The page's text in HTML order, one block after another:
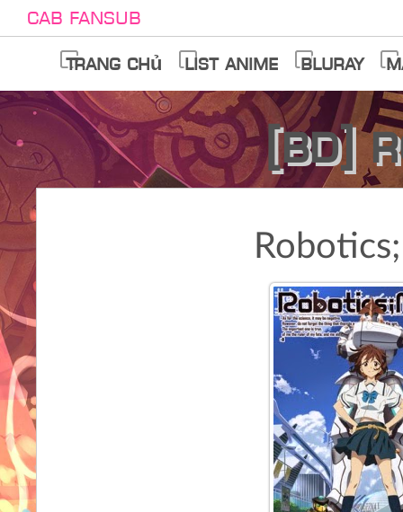
Cab Fansub
Trang chủ List anime Bluray
[BD]